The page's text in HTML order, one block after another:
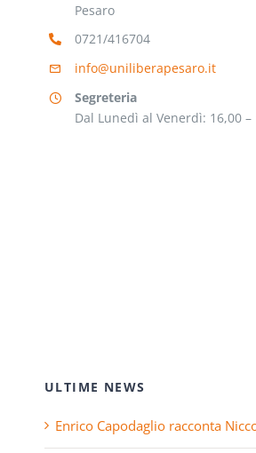
Pesaro
0721/416704
info@uniliberapesaro.it
Segreteria
Dal Lunedì al Venerdì: 16,00 –
ULTIME NEWS
Enrico Capodaglio racconta